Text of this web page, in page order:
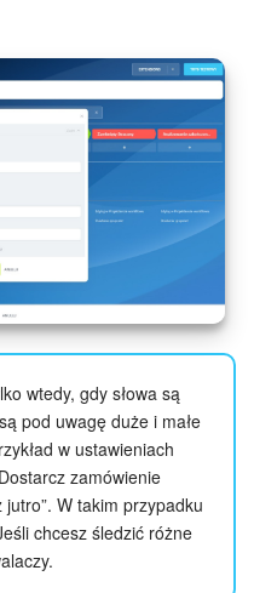
wtedy, gdy słowa są
pod uwagę duże i małe
w ustawieniach
zamówienie
jutro”. W takim przypadku
chcesz śledzić różne